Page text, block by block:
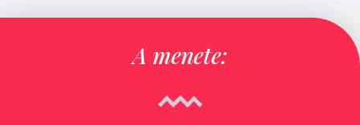
A menete: